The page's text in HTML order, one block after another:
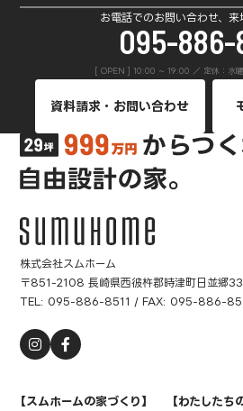
お電話でのお問い合わせ、来
095-886-
[ OPEN ] 10:00 ~ 19:00 ／ 定休：水
資料請求・お問い合わせ
株式会社スムホーム
〒851-2108 長崎県西彼杵郡時津町日並郷
TEL: 095-886-8511 / FAX: 095-886-
【スムホームの家づくり】 【わたしたち